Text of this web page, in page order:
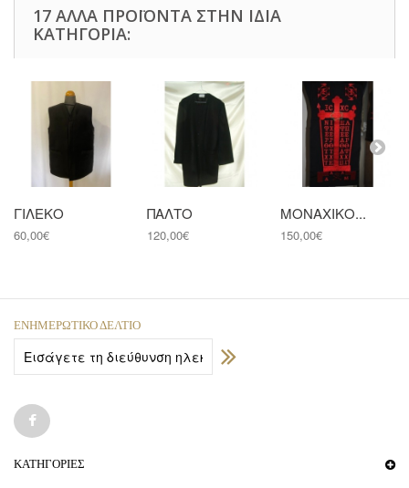
17 ΆΛΛΑ ΠΡΟΪΌΝΤΑ ΣΤΗΝ ΊΔΙΑ
ΚΑΤΗΓΟΡΊΑ:
ΓΙΛΕΚΟ
60,00€
ΠΑΛΤΟ
120,00€
ΜΟΝΑΧΙΚΟ...
150,00€
ΕΝΗΜΕΡΩΤΙΚΌ ΔΕΛΤΊΟ
ΚΑΤΗΓΟΡΊΕΣ